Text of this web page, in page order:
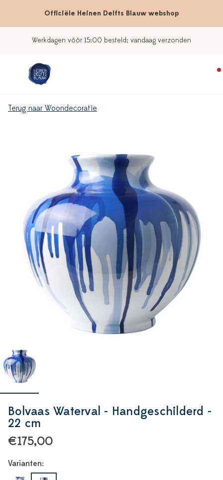
Officiële Heinen Delfts Blauw webshop
Werkdagen vóór 15:00 besteld; vandaag verzonden
Terug naar Woondecoratie
Bolvaas Waterval - Handgeschilderd -
22 cm
€175,00
Varianten: